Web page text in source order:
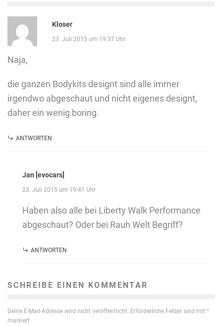
Kloser
23. Juli 2015 um 19:37 Uhr
Naja,
die ganzen Bodykits designt sind alle immer
irgendwo abgeschaut und nicht eigenes designt,
daher ein wenig boring.
ANTWORTEN
Jan [evocars]
23. Juli 2015 um 19:41 Uhr
Haben also alle bei Liberty Walk Performance
abgeschaut? Oder bei Rauh Welt Begriff?
ANTWORTEN
SCHREIBE EINEN KOMMENTAR
Deine E-Mail-Adresse wird nicht veröffentlicht. Erforderliche Felder sind mit *
markiert